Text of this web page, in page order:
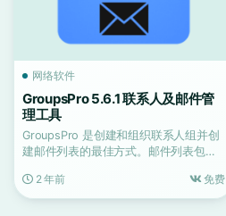
网络软件
GroupsPro 5.6.1 联系人及邮件管
理工具
GroupsPro 是创建和组织联系人组并创
建邮件列表的最佳方式。邮件列表包含
2 年前
免费